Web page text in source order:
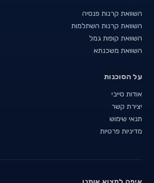
השוואת קרנות פנסיה
השוואת קרנות השתלמות
השוואת קופות גמל
השוואת משכנתא
על הסוכנות
אודות סייבי
יצירת קשר
תנאי שימוש
מדיניות פרטיות